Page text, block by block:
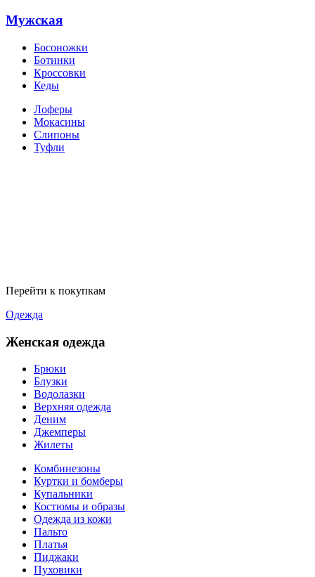
Мужская
Босоножки
Ботинки
Кроссовки
Кеды
Лоферы
Мокасины
Слипоны
Туфли
Перейти к покупкам
Одежда
Женская одежда
Брюки
Блузки
Водолазки
Верхняя одежда
Деним
Джемперы
Жилеты
Комбинезоны
Куртки и бомберы
Купальники
Костюмы и образы
Одежда из кожи
Пальто
Платья
Пиджаки
Пуховики